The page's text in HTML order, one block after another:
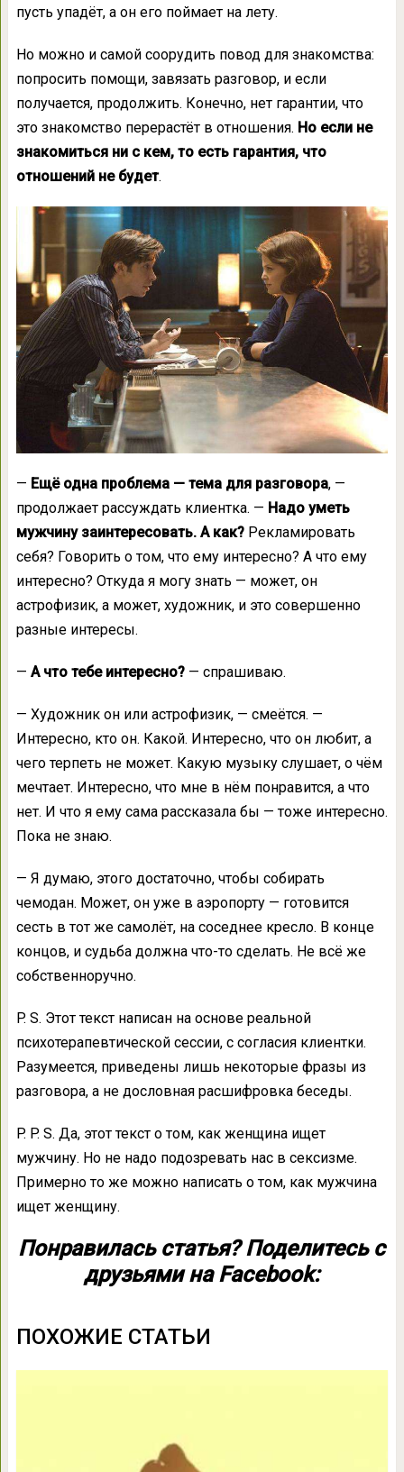
пусть упадёт, а он его поймает на лету.
Но можно и самой соорудить повод для знакомства:
попросить помощи, завязать разговор, и если
получается, продолжить. Конечно, нет гарантии, что
это знакомство перерастёт в отношения. Но если не
знакомиться ни с кем, то есть гарантия, что
отношений не будет.
— Ещё одна проблема — тема для разговора, —
продолжает рассуждать клиентка. — Надо уметь
мужчину заинтересовать. А как?Рекламировать
себя? Говорить о том, что ему интересно? А что ему
интересно? Откуда я могу знать — может, он
астрофизик, а может, художник, и это совершенно
разные интересы.
— А что тебе интересно?— спрашиваю.
— Художник он или астрофизик, — смеётся. —
Интересно, кто он. Какой. Интересно, что он любит, а
чего терпеть не может. Какую музыку слушает, о чём
мечтает. Интересно, что мне в нём понравится, а что
нет. И что я ему сама рассказала бы — тоже интересно.
Пока не знаю.
— Я думаю, этого достаточно, чтобы собирать
чемодан. Может, он уже в аэропорту — готовится
сесть в тот же самолёт, на соседнее кресло. В конце
концов, и судьба должна что-то сделать. Не всё же
собственноручно.
P. S. Этот текст написан на основе реальной
психотерапевтической сессии, с согласия клиентки.
Разумеется, приведены лишь некоторые фразы из
разговора, а не дословная расшифровка беседы.
P. P. S. Да, этот текст о том, как женщина ищет
мужчину. Но не надо подозревать нас в сексизме.
Примерно то же можно написать о том, как мужчина
ищет женщину.
Понравилась статья? Поделитесь с
друзьями на Facebook:
ПОХОЖИЕ СТАТЬИ